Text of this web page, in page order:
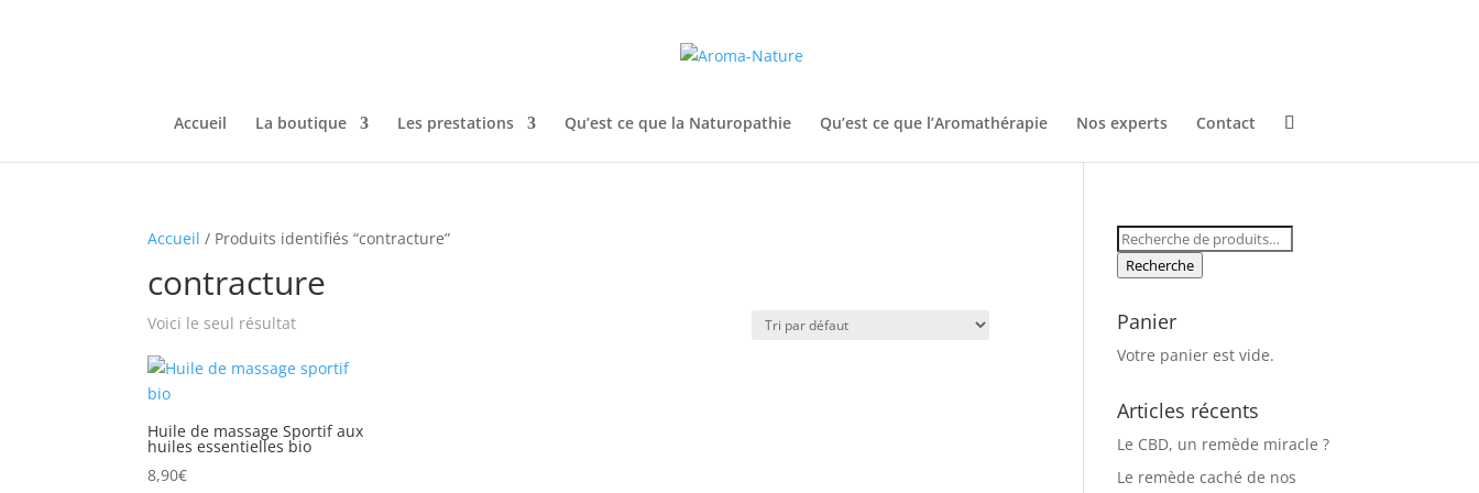
Accueil La boutique Les prestations Qu’est ce que la Naturopathie Qu’est ce que l’Aromathérapie Nos experts Contact
Accueil / Produits identifiés “contracture”
contracture
Voici le seul résultat
Huile de massage Sportif aux
huiles essentielles bio
8,90€
Recherche
pour :
Recherche
Panier
Votre panier est vide.
Articles récents
Le CBD, un remède miracle ?
Le remède caché de nos